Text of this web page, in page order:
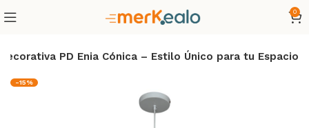
0
PD Enia Cónica – Estilo Único para tu Espacio
-15%